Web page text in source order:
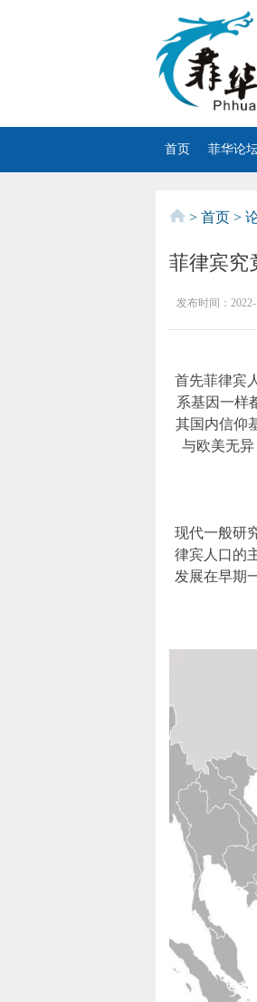
首页 菲华论
> 首页 >
菲律宾究
发布时间：
首先菲律宾
系基因一样
其国内信仰
与欧美无
现代一般研
律宾人口的
发展在早期